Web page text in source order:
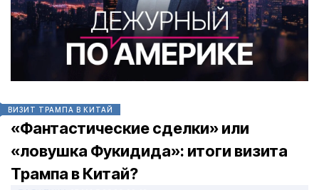
ВИЗИТ ТРАМПА В КИТАЙ
«Фантастические сделки» или
«ловушка Фукидида»: итоги визита
Трампа в Китай?